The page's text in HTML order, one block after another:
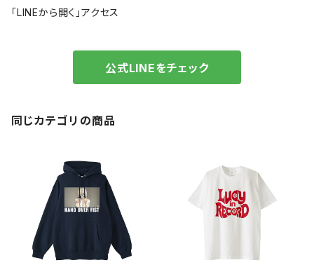
「LINEから開く」アクセス
公式LINEをチェック
同じカテゴリの商品